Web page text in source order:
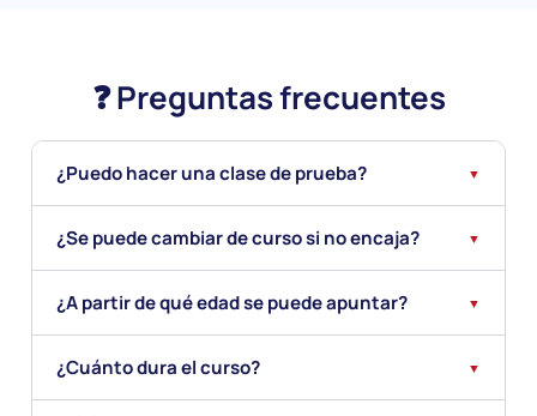
❓ Preguntas frecuentes
¿Puedo hacer una clase de prueba? ▼
¿Se puede cambiar de curso si no encaja? ▼
¿A partir de qué edad se puede apuntar? ▼
¿Cuánto dura el curso? ▼